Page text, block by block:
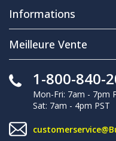
Informations
Meilleure Vente
1-800-840-
Mon-Fri: 7am - 7pm
Sat: 7am - 4pm PST